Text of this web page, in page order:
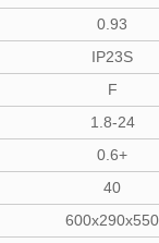
0.93
IP23S
F
1.8-24
0.6+
40
600x290x550